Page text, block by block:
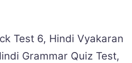
Test 6, Hindi Vyakaran
Grammar Quiz Test,